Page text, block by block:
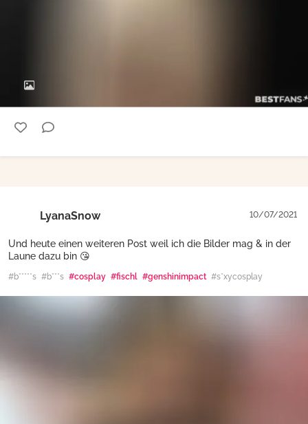
LyanaSnow 10/07/2021
Und heute einen weiteren Post weil ich die Bilder mag & in der
Laune dazu bin 😘
#b*****s #b***s #cosplay #fischl #genshinimpact #s*xycosplay